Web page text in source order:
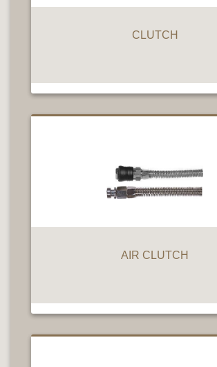
CLUTCH
AIR CLUTCH